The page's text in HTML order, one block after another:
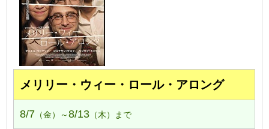
メリリー・ウィー・ロール・アロング
8/7 （金）～8/13 （木）まで